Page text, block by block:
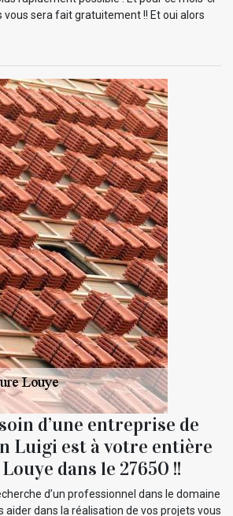
sera fait gratuitement !! Et oui alors
d’une entreprise de
Luigi est à votre entière
dans le 27650 !!
d’un professionnel dans le domaine
aider dans la réalisation de vos projets vous